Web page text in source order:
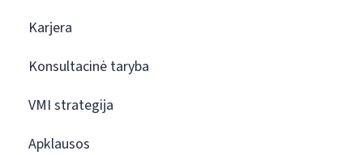
Karjera
Konsultacinė taryba
VMI strategija
Apklausos